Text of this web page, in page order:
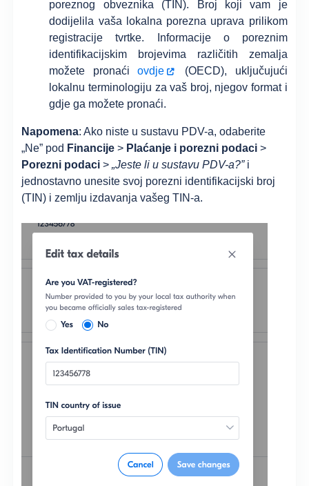
poreznog obveznika (TIN).
Broj koji vam je
dodijelila vaša lokalna porezna uprava prilikom
registracije tvrtke. Informacije o poreznim
identifikacijskim brojevima različitih zemalja
možete pronaći
ovdje
(OECD), uključujući
lokalnu terminologiju za vaš broj, njegov format i
gdje ga možete pronaći.
Napomena: Ako niste u sustavu PDV-a, odaberite
„Ne” pod Financije > Plaćanje i porezni podaci >
Porezni podaci >„Jeste li u sustavu PDV-a?”i
jednostavno unesite svoj porezni identifikacijski broj
(TIN) i zemlju izdavanja vašeg TIN-a.